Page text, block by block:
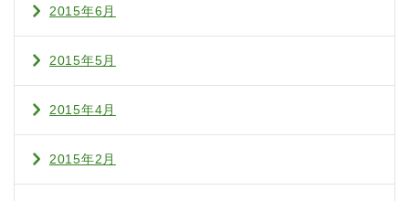
2015年6月
2015年5月
2015年4月
2015年2月